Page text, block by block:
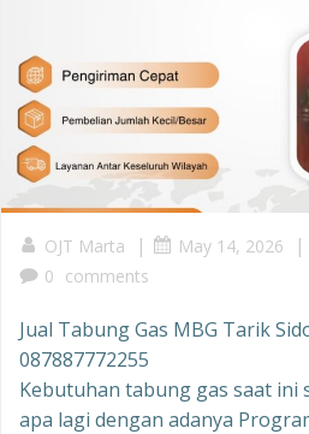
OJT Marta | May 14, 2026 |
0 comments
Jual Tabung Gas MBG Tarik
087887772255
Kebutuhan tabung gas saat ini
apa lagi dengan adanya